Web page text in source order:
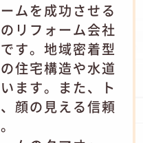
ムを成功させる
リフォーム会社
す。地域密着型
住宅構造や水道
ます。また、ト
顔の見える信頼